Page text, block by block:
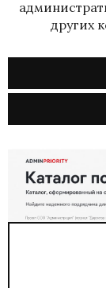
других